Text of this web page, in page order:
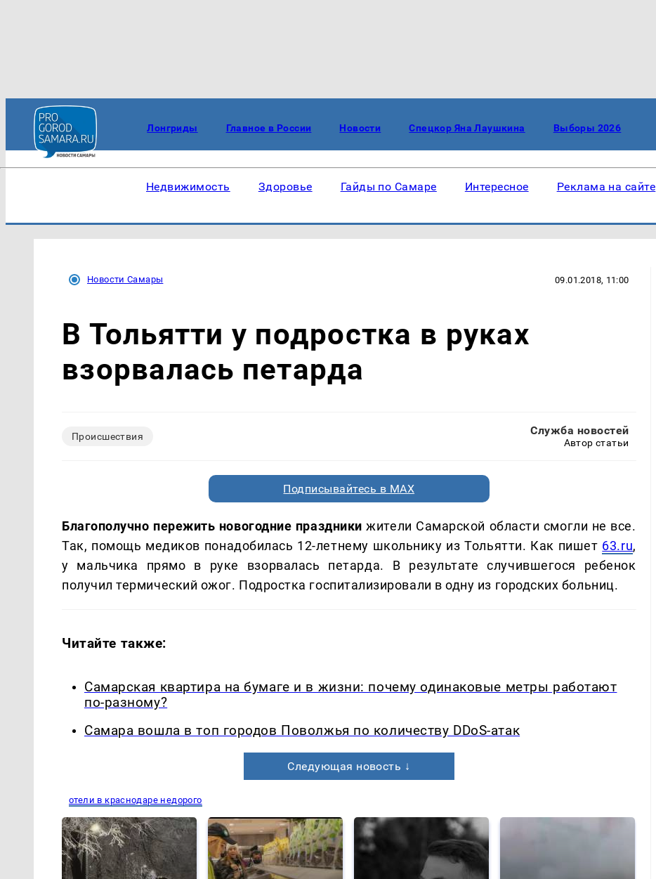
Лонгриды Главное в России Новости Спецкор Яна Лаушкина Выборы 2026
Недвижимость Здоровье Гайды по Самаре Интересное Реклама на сайте
Новости Самары 09.01.2018, 11:00
В Тольятти у подростка в руках
взорвалась петарда
Происшествия Служба новостей
Автор статьи
Подписывайтесь в MAX
Благополучно пережить новогодние праздники жители Самарской области смогли не все.
Так, помощь медиков понадобилась 12-летнему школьнику из Тольятти. Как пишет 63.ru,
у мальчика прямо в руке взорвалась петарда. В результате случившегося ребенок
получил термический ожог. Подростка госпитализировали в одну из городских больниц.
Читайте также:
Самарская квартира на бумаге и в жизни: почему одинаковые метры работают
по-разному?
Самара вошла в топ городов Поволжья по количеству DDoS-атак
Следующая новость ↓
отели в краснодаре недорого